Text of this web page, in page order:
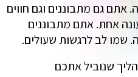
גם מתבוננים וגם חווים
אחת. אתם מתבוננים
שמו לב לרגשות שעולים.
שנוביל אתכם